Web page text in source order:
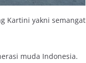
Kartini yakni semangat
muda Indonesia.